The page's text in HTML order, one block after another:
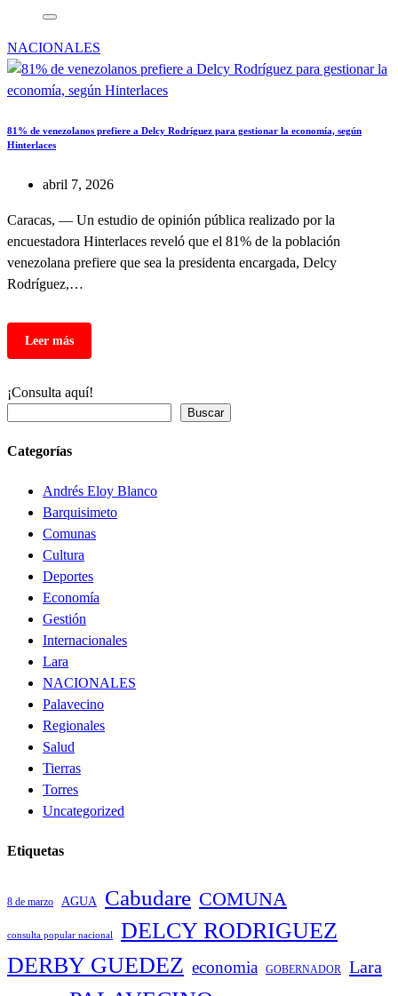
NACIONALES
81% de venezolanos prefiere a Delcy Rodríguez para gestionar la economía, según
Hinterlaces
abril 7, 2026
Caracas, — Un estudio de opinión pública realizado por la
encuestadora Hinterlaces reveló que el 81% de la población
venezolana prefiere que sea la presidenta encargada, Delcy
Rodríguez,…
¡Consulta aquí!
Buscar
Categorías
Andrés Eloy Blanco
Barquisimeto
Comunas
Cultura
Deportes
Economía
Gestión
Internacionales
Lara
NACIONALES
Palavecino
Regionales
Salud
Tierras
Torres
Uncategorized
Etiquetas
8 de marzo AGUA Cabudare COMUNA
consulta popular nacional
DELCY RODRIGUEZ
DERBY GUEDEZ economia GOBERNADOR Lara